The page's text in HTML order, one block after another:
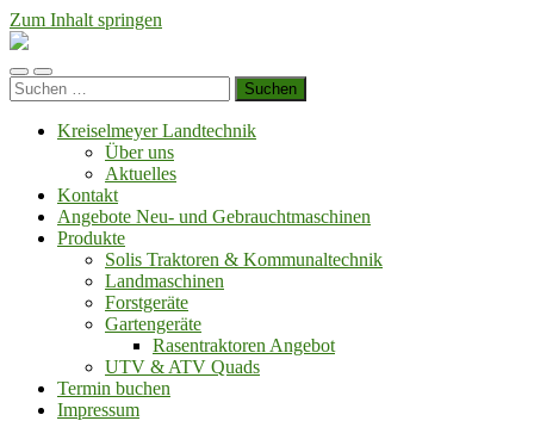
Zum Inhalt springen
Kreiselmeyer
Feuchtwangen
Mobile-
Menü
Suchfeld
ein-/ausblenden
Suchen
nach:
Kreiselmeyer Landtechnik
Über uns
Aktuelles
Kontakt
Angebote Neu- und Gebrauchtmaschinen
Produkte
Solis Traktoren & Kommunaltechnik
Landmaschinen
Forstgeräte
Gartengeräte
Rasentraktoren Angebot
UTV & ATV Quads
Termin buchen
Impressum